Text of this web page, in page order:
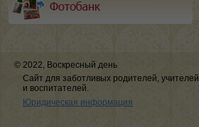
© 2022, Воскресный день
Сайт для заботливых родителей, учителей
и воспитателей.
Юридическая информация